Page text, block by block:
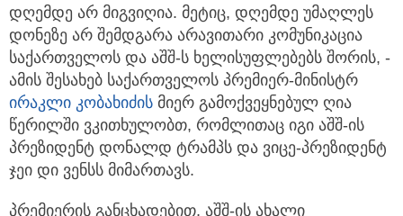
დღემდე არ მიგვიღია. მეტიც, დღემდე უმაღლეს
დონეზე არ შემდგარა არავითარი კომუნიკაცია
საქართველოს და აშშ-ს ხელისუფლებებს შორის, -
ამის შესახებ საქართველოს პრემიერ-მინისტრ
ირაკლი კობახიძის მიერ გამოქვეყნებულ ღია
წერილში ვკითხულობთ, რომლითაც იგი აშშ-ის
პრეზიდენტ დონალდ ტრამპს და ვიცე-პრეზიდენტ
ჯეი დი ვენსს მიმართავს.
პრემიერის განცხადებით, აშშ-ის ახალი